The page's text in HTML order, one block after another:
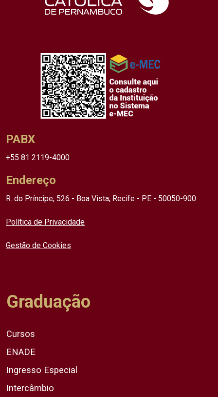
PABX
+55 81 2119-4000
Endereço
R. do Príncipe, 526 - Boa Vista, Recife - PE - 50050-900
Política de Privacidade
Gestão de Cookies
Graduação
Cursos
ENADE
Ingresso Especial
Intercâmbio